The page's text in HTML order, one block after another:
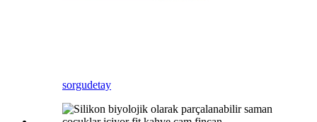
sorgudetay